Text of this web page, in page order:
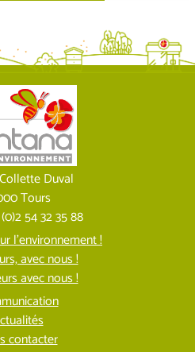
Duval
Tours
54 32 35 88
l’environnement !
avec nous !
avec nous !
contacter